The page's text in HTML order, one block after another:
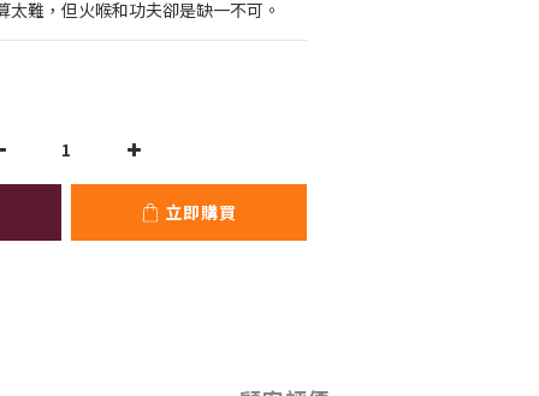
太難，但火喉和功夫卻是缺一不可。
立即購買